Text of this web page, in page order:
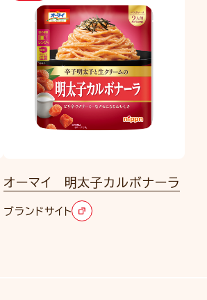
オーマイ 明太子カルボナーラ
ブランドサイト